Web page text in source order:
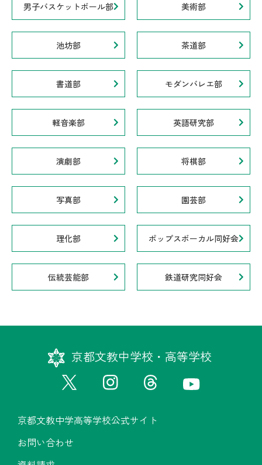
男子バスケットボール部 美術部
池坊部 茶道部
書道部 モダンバレエ部
軽音楽部 英語研究部
演劇部 将棋部
写真部 園芸部
理化部 ポップスボーカル同好会
伝統芸能部 鉄道研究同好会
京都文教中学校・高等学校
京都文教中学高等学校公式サイト
お問い合わせ